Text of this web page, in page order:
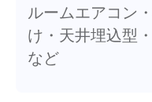
ルームエアコン
け・天井埋込型
など